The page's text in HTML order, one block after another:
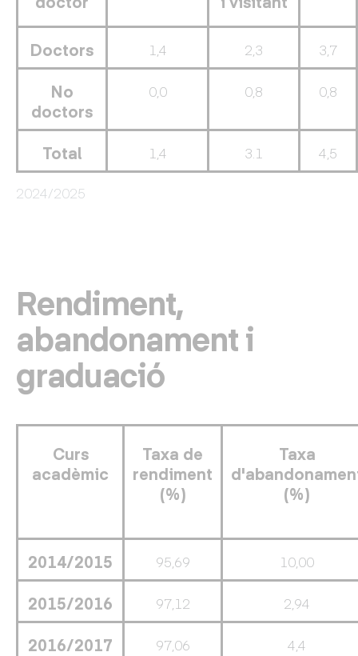
2024/2025
Doctors 1,4 2,3 3,7
No
doctors
0,0 0,8 0,8
Total 1,4 3.1 4,5
Rendiment,
abandonament i
graduació
Curs
acadèmic
Taxa de
rendiment
(%)
Taxa
(%)
2014/2015 95,69 10,00
2015/2016 97,12 2,94
2016/2017 97,06 4,4